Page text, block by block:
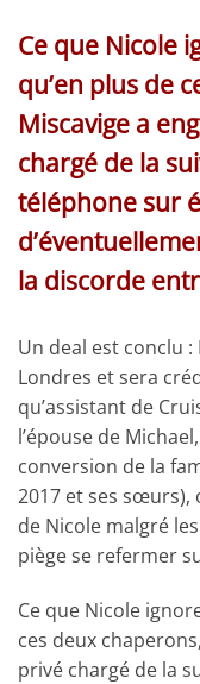
Ce que Nicole
qu’en plus de
Miscavige a
chargé de la
téléphone sur
la discorde
Un deal est conclu
Londres et sera
qu’assistant de
l’épouse de
conversion de la
2017 et ses sœurs),
de Nicole malgré
piège se refermer
Ce que Nicole
ces deux
privé chargé de la